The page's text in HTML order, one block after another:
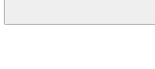
Buscar